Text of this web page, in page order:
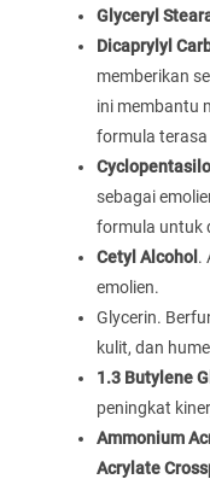
Glyceryl
Dicaprylyl
memberikan
ini membantu
formula
sebagai
formula untuk
Cetyl Alcohol .
emolien.
Glycerin.
kulit, dan
1.3 Butylene
peningkat
Ammonium
Acrylate